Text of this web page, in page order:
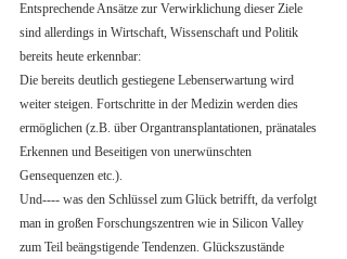
Entsprechende Ansätze zur Verwirklichung dieser Ziele
sind allerdings in Wirtschaft, Wissenschaft und Politik
bereits heute erkennbar:
Die bereits deutlich gestiegene Lebenserwartung wird
weiter steigen. Fortschritte in der Medizin werden dies
ermöglichen (z.B. über Organtransplantationen, pränatales
Erkennen und Beseitigen von unerwünschten
Gensequenzen etc.).
Und---- was den Schlüssel zum Glück betrifft, da verfolgt
man in großen Forschungszentren wie in Silicon Valley
zum Teil beängstigende Tendenzen. Glückszustände